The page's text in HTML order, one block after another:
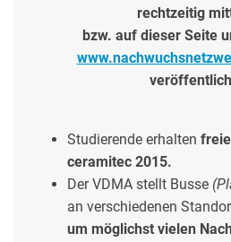
rechtzeitig
bzw. auf dieser Seite
Studierende erhalten
ceramitec 2015.
Der VDMA stellt Busse
an verschiedenen
um möglichst vielen